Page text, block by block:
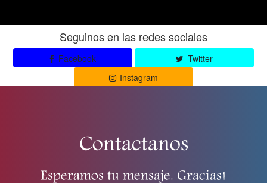
Seguinos en las redes sociales
Facebook
Twitter
Instagram
Contactanos
Esperamos tu mensaje. Gracias!